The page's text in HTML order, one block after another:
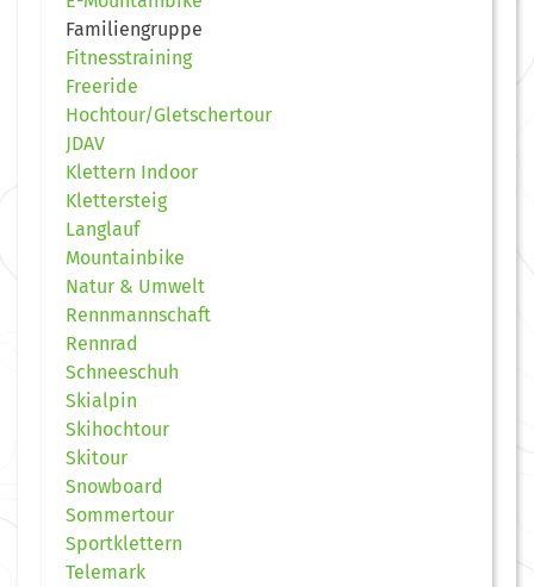
Familiengruppe
Fitnesstraining
Freeride
Hochtour/Gletschertour
JDAV
Klettern Indoor
Klettersteig
Langlauf
Mountainbike
Natur & Umwelt
Rennmannschaft
Rennrad
Schneeschuh
Skialpin
Skihochtour
Skitour
Snowboard
Sommertour
Sportklettern
Telemark